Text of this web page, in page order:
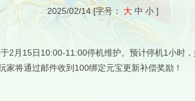
2025/02/14 [字号： 大 中 小 ]
于2月15日10:00-11:00停机维护。预计停机1小时
家将通过邮件收到100绑定元宝更新补偿奖励！